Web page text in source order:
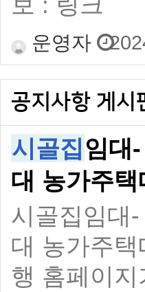
운영자
공지사항 게시
시골집 임대-
대 농가주
시골집임대
대 농가주
행 홈페이